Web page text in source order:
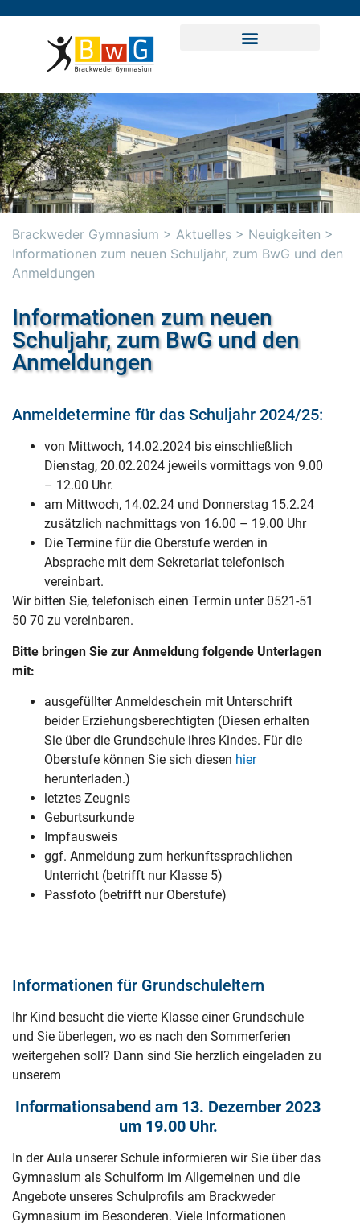
Brackweder Gymnasium > Aktuelles > Neuigkeiten >
Informationen zum neuen Schuljahr, zum BwG und den
Anmeldungen
Informationen zum neuen
Schuljahr, zum BwG und den
Anmeldungen
Anmeldetermine für das Schuljahr 2024/25:
von Mittwoch, 14.02.2024 bis einschließlich
Dienstag, 20.02.2024 jeweils vormittags von 9.00
– 12.00 Uhr.
am Mittwoch, 14.02.24 und Donnerstag 15.2.24
zusätzlich nachmittags von 16.00 – 19.00 Uhr
Die Termine für die Oberstufe werden in
Absprache mit dem Sekretariat telefonisch
vereinbart.
Wir bitten Sie, telefonisch einen Termin unter 0521-51
50 70 zu vereinbaren.
Bitte bringen Sie zur Anmeldung folgende Unterlagen
mit:
ausgefüllter Anmeldeschein mit Unterschrift
beider Erziehungsberechtigten (Diesen erhalten
Sie über die Grundschule ihres Kindes. Für die
Oberstufe können Sie sich diesen hier
herunterladen.)
letztes Zeugnis
Geburtsurkunde
Impfausweis
ggf. Anmeldung zum herkunftssprachlichen
Unterricht (betrifft nur Klasse 5)
Passfoto (betrifft nur Oberstufe)
Informationen für Grundschuleltern
Ihr Kind besucht die vierte Klasse einer Grundschule
und Sie überlegen, wo es nach den Sommerferien
weitergehen soll? Dann sind Sie herzlich eingeladen zu
unserem
Informationsabend am 13. Dezember 2023
um 19.00 Uhr.
In der Aula unserer Schule informieren wir Sie über das
Gymnasium als Schulform im Allgemeinen und die
Angebote unseres Schulprofils am Brackweder
Gymnasium im Besonderen. Viele Informationen